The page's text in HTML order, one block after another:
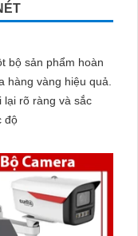
bộ sản phẩm hoàn
hàng vàng hiệu quả.
rõ ràng và sắc
độ